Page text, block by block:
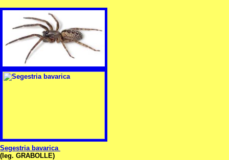
Segestria bavarica
(leg. GRABOLLE)